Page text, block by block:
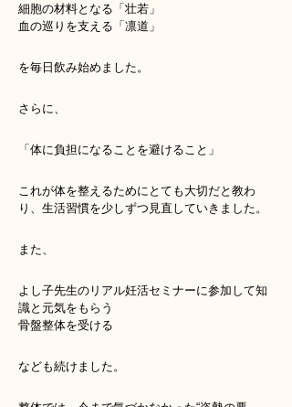
細胞の材料となる「壮若」
血の巡りを支える「凛道」
を毎日飲み始めました。
さらに、
「体に負担になることを避けること」
これが体を整えるためにとても大切だと教わ
り、生活習慣を少しずつ見直していきました。
また、
よし子先生のリアル妊活セミナーに参加して知
識と元気をもらう
骨盤整体を受ける
なども続けました。